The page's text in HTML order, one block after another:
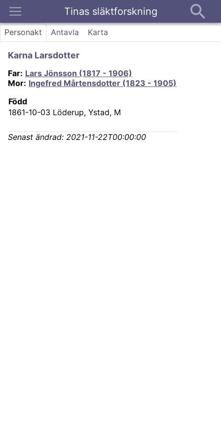
Tinas släktforskning
Kontakt
Personakt Antavla Karta
Karna Larsdotter
Far: Lars Jönsson (1817 - 1906)
Mor: Ingefred Mårtensdotter (1823 - 1905)
Född
1861-10-03 Löderup, Ystad, M
Senast ändrad: 2021-11-22T00:00:00